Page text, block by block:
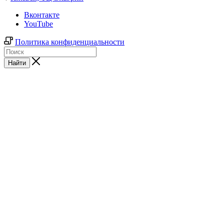
Вконтакте
YouTube
Политика конфиденциальности
Найти